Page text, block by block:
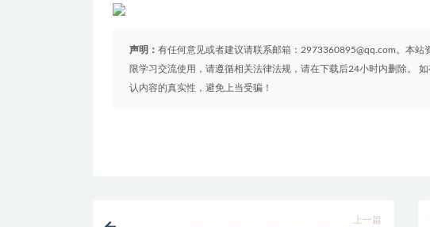
声明： 有任何意见或者建议请联系邮箱：2973360895@qq.com。本
限学习交流使用，请遵循相关法律法规，请在下载后24小时内删除。
认内容的真实性，避免上当受骗！
上一篇